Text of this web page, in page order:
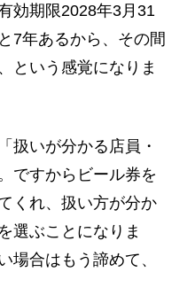
効期限2028年3月31
7年あるから、その間
という感覚になりま
扱いが分かる店員・
ですからビール券を
くれ、扱い方が分か
選ぶことになりま
場合はもう諦めて、